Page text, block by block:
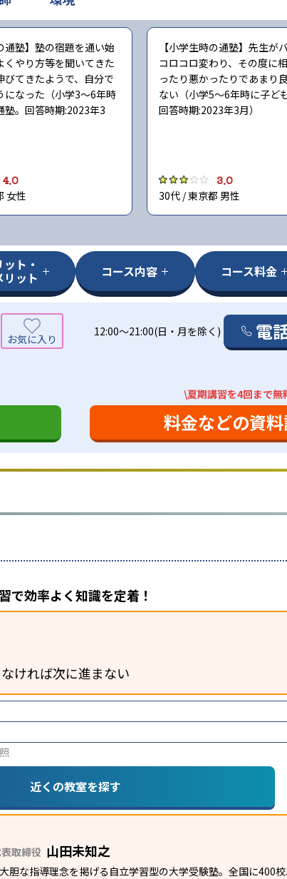
通塾】塾の宿題を通い始
くやり方等を聞いてきた
びてきたようで、自分で
になった（小学3〜6年時
塾。回答時期:2023年3
4.0
女性
【小学生時の通塾】先生が
コロコロ変わり、その度に
ったり悪かったりであまり
ない（小学5〜6年時に子ど
回答時期:2023年3月）
3.0
30代 / 東京都 男性
ト・
リット コース内容 コース料金
12:00～21:00(日・月を除く) 電
\夏期講習を4回まで無
料金などの資
で効率よく知識を定着！
ければ次に進まない
近くの教室を探す
取締役 山田未知之
胆な指導理念を掲げる自立学習型の大学受験塾。全国に400